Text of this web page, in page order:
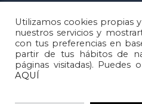
AVISO LEGAL
POLÍTICA DE
POLÍTICA DE
Utilizamos cookies propias
nuestros servicios y
con tus preferencias en
partir de tus hábitos de
páginas visitadas). Puedes
AQUÍ